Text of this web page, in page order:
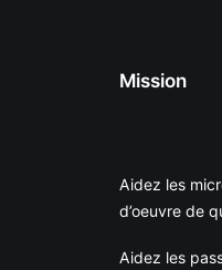
Mission
Aidez les
d’oeuvre de
Aidez les